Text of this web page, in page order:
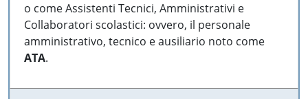
o come Assistenti Tecnici, Amministrativi e
Collaboratori scolastici: ovvero, il personale
amministrativo, tecnico e ausiliario noto come
ATA.